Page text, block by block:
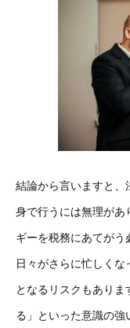
結論から言いますと、
身で行うには無理があ
ギーを税務にあてが
日々がさらに忙しく
となるリスクもありま
る」といった意識の強